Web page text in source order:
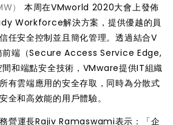
）
本周在VMworld 2020大會上發佈
Workforce解決方案，提供優越的員
任安全控制並且簡化管理。透過結合V
前端（Secure Access Service Edge,
間和端點安全技術，VMware提供IT組織
有雲端應用的安全存取，同時為分散式
全和高效能的用戶體驗。
營運長Rajiv Ramaswami表示：「企